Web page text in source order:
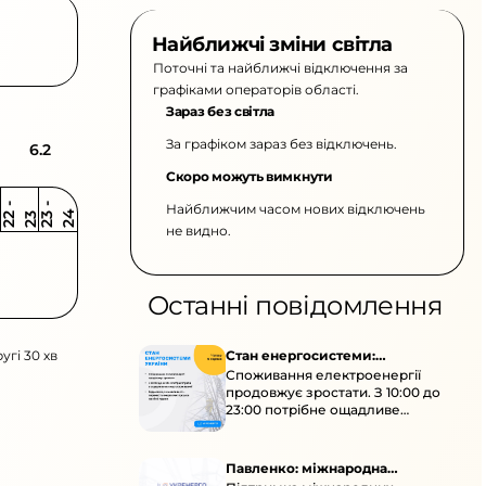
6.2
2 2
-
2 3 2 3
-
2 4
30 хв
Найближчі зміни світла
Поточні та найближчі відключення за
графіками операторів області.
Зараз без світла
За графіком зараз без відключень.
Скоро можуть вимкнути
Найближчим часом нових відключень
не видно.
Останні повідомлення
Стан енергосистеми:
споживання зростає
Споживання електроенергії
продовжує зростати. З 10:00 до
23:00 потрібне ощадливе
енергоспоживання, а
перенести на нічні години.
Павленко: міжнародна